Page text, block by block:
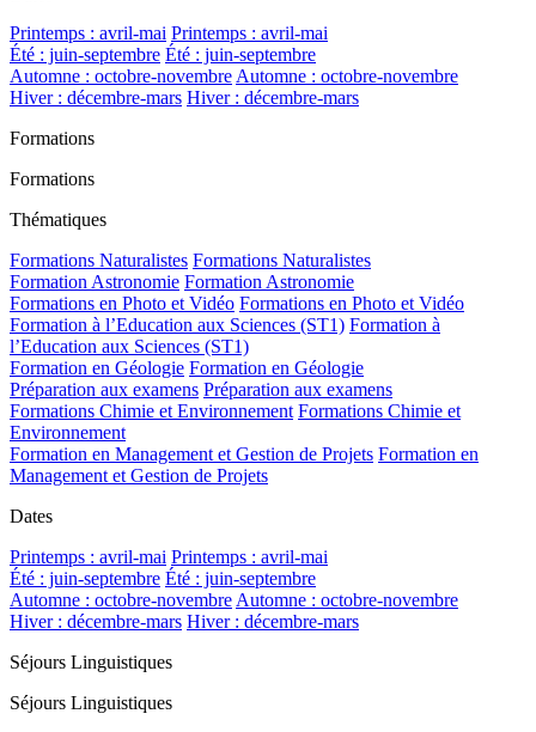
Printemps : avril-mai Printemps : avril-mai
Été : juin-septembre Été : juin-septembre
Automne : octobre-novembreAutomne : octobre-novembre
Hiver : décembre-mars Hiver : décembre-mars
Formations
Formations
Thématiques
Formations Naturalistes Formations Naturalistes
Formation Astronomie Formation Astronomie
Formations en Photo et Vidéo Formations en Photo et Vidéo
Formation à l’Education aux Sciences (ST1) Formation à
l’Education aux Sciences (ST1)
Formation en Géologie Formation en Géologie
Préparation aux examens Préparation aux examens
Formations Chimie et Environnement Formations Chimie et
Environnement
Formation en Management et Gestion de Projets Formation en
Management et Gestion de Projets
Dates
Printemps : avril-mai Printemps : avril-mai
Été : juin-septembre Été : juin-septembre
Automne : octobre-novembreAutomne : octobre-novembre
Hiver : décembre-mars Hiver : décembre-mars
Séjours Linguistiques
Séjours Linguistiques